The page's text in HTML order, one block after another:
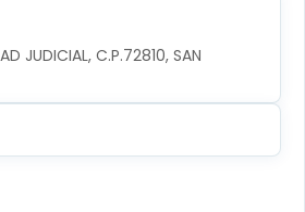
JUDICIAL, C.P.72810, SAN